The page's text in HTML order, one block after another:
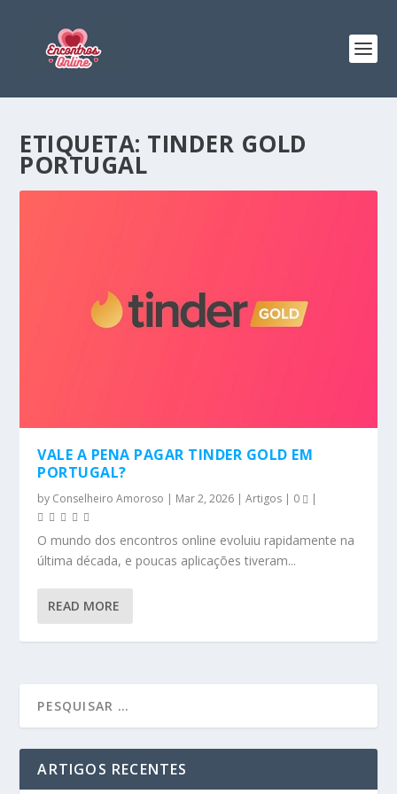
ETIQUETA: TINDER GOLD
PORTUGAL
VALE A PENA PAGAR TINDER GOLD EM
PORTUGAL?
by Conselheiro Amoroso | Mar 2, 2026 |Artigos | 0 |
O mundo dos encontros online evoluiu rapidamente na
última década, e poucas aplicações tiveram...
READ MORE
ARTIGOS RECENTES